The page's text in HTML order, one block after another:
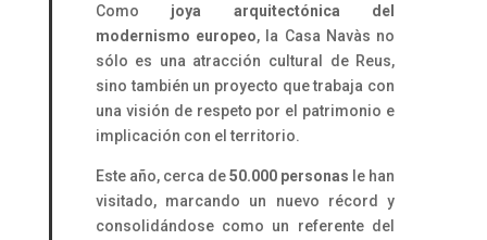
Como joya arquitectónica del
modernismo europeo, la Casa Navàs no
sólo es una atracción cultural de Reus,
sino también un proyecto que trabaja con
una visión de respeto por el patrimonio e
implicación con el territorio.
Este año, cerca de50.000 personas le han
visitado, marcando un nuevo récord y
consolidándose como un referente del